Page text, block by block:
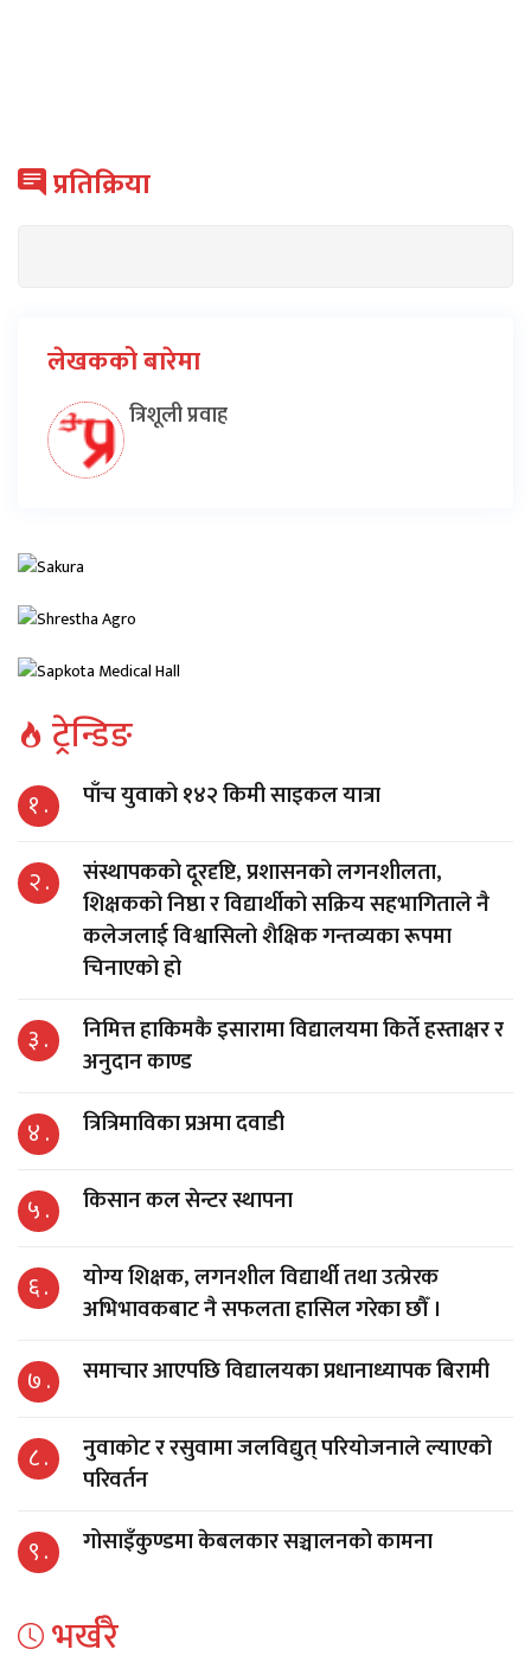
प्रतिक्रिया
लेखकको बारेमा
त्रिशूली प्रवाह
ट्रेन्डिङ
१ . पाँच युवाको १४२ किमी साइकल यात्रा
२ .
संस्थापकको दूरदृष्टि, प्रशासनको लगनशीलता,
शिक्षकको निष्ठा र विद्यार्थीको सक्रिय सहभागिताले नै
कलेजलाई विश्वासिलो शैक्षिक गन्तव्यका रूपमा
चिनाएको हो
३ .
निमित्त हाकिमकै इसारामा विद्यालयमा किर्ते हस्ताक्षर र
अनुदान काण्ड
४ . त्रित्रिमाविका प्रअमा दवाडी
५ . किसान कल सेन्टर स्थापना
६ .
योग्य शिक्षक, लगनशील विद्यार्थी तथा उत्प्रेरक
अभिभावकबाट नै सफलता हासिल गरेका छौँ ।
७ . समाचार आएपछि विद्यालयका प्रधानाध्यापक बिरामी
८ .
नुवाकोट र रसुवामा जलविद्युत् परियोजनाले ल्याएको
परिवर्तन
९ . गोसाइँकुण्डमा केबलकार सञ्चालनको कामना
भर्खरै